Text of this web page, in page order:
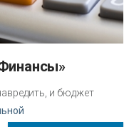
и бюджет